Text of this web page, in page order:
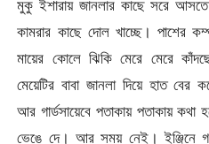
মুকু ইশারায় জানলার কাছে সরে
কামরার কাছে দোল খাচ্ছে। পাশের
মায়ের কোলে ঝিকি মেরে মেরে
মেয়েটির বাবা জানলা দিয়ে হাত বের
আর গার্ডসায়েবে পতাকায় পতাকায় কথা
ভেঙে দে। আর সময় নেই। ইঞ্জিনে